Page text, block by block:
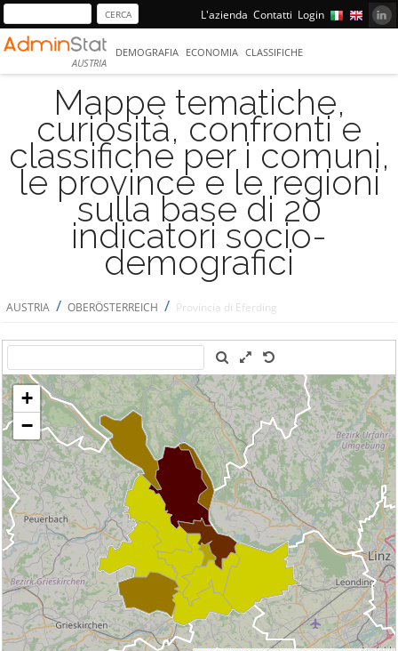
L'azienda Contatti Login
AUSTRIA
DEMOGRAFIA ECONOMIA CLASSIFICHE
Mappe tematiche,
curiosità, confronti e
classifiche per i comuni,
le province e le regioni
sulla base di 20
indicatori socio-
demografici
AUSTRIA / OBERÖSTERREICH / Provincia di Eferding